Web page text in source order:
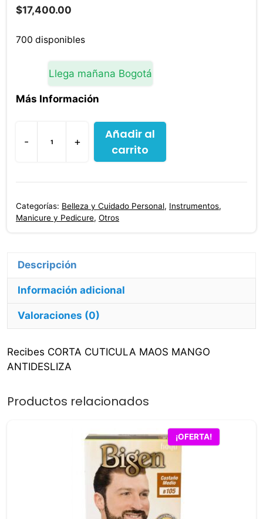
$17,400.00
700 disponibles
Llega mañana Bogotá
Más Información
-
Corta
Cuticula
Mango
Maos
+
Añadir al
carrito
Categorías: Belleza y Cuidado Personal, Instrumentos,
Manicure y Pedicure, Otros
Descripción
Información adicional
Valoraciones (0)
Recibes CORTA CUTICULA MAOS MANGO
ANTIDESLIZA
Productos relacionados
¡OFERTA!